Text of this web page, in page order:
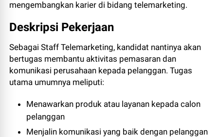
mengembangkan karier di bidang telemarketing.
Deskripsi Pekerjaan
Sebagai Staff Telemarketing, kandidat nantinya akan
bertugas membantu aktivitas pemasaran dan
komunikasi perusahaan kepada pelanggan. Tugas
utama umumnya meliputi:
Menawarkan produk atau layanan kepada calon
pelanggan
Menjalin komunikasi yang baik dengan pelanggan